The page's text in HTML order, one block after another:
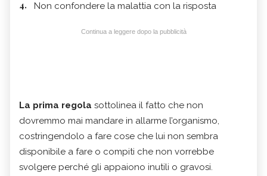
Non confondere la malattia con la risposta
Continua a leggere dopo la pubblicità
La prima regola sottolinea il fatto che non
dovremmo mai mandare in allarme l’organismo,
costringendolo a fare cose che lui non sembra
disponibile a fare o compiti che non vorrebbe
svolgere perché gli appaiono inutili o gravosi.